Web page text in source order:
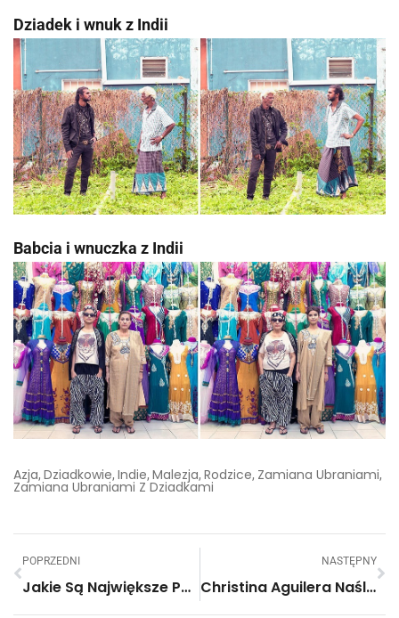
Dziadek i wnuk z Indii
Babcia i wnuczka z Indii
Azja, Dziadkowie, Indie, Malezja, Rodzice, Zamiana Ubraniami,
Zamiana Ubraniami Z Dziadkami
POPRZEDNI
Jakie Są Największe Państwa Świata? „Dziennikarze” W Familiadzie Odpowiadają. Masakra!
NASTĘPNY
Christina Aguilera Naśladuje W Śpiewie Cher, Britney Spears I Shakirę!